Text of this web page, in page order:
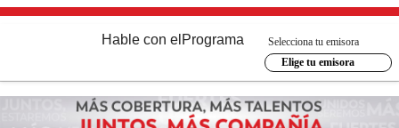
Hable con el Programa
Selecciona tu emisora
Elige tu emisora